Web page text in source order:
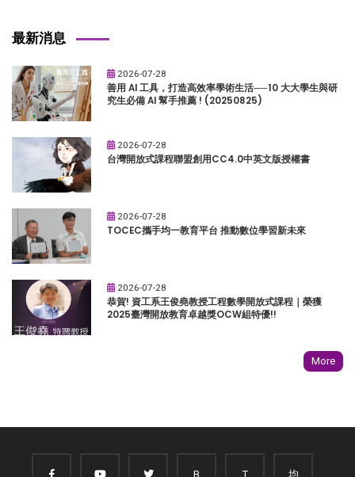
最新消息
2026-07-28
善用 AI 工具，打造高效率學術生活──10 大大學生與研
究生必備 AI 幫手推薦 ! (20250825)
2026-07-28
台灣開放式課程聯盟創用CC4.0中英文版授權書
2026-07-28
TOCEC攜手均一教育平台 推動數位學習新未來
2026-07-28
恭賀! 資工系王俊堯教授工程數學開放式課程｜榮獲
2025臺灣開放教育卓越獎OCW組特優!!
More
B T 均